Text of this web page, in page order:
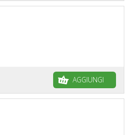
AGGIUNGI